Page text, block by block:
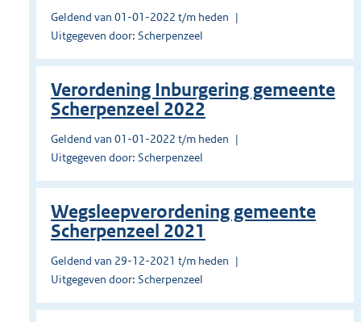
Geldend van 01-01-2022 t/m heden
Uitgegeven door: Scherpenzeel
Verordening Inburgering gemeente
Scherpenzeel 2022
Geldend van 01-01-2022 t/m heden
Uitgegeven door: Scherpenzeel
Wegsleepverordening gemeente
Scherpenzeel 2021
Geldend van 29-12-2021 t/m heden
Uitgegeven door: Scherpenzeel